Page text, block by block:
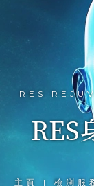
RES
RES
主頁 | 檢測